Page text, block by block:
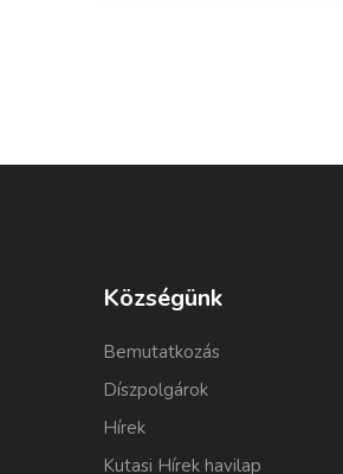
Községünk
Bemutatkozás
Díszpolgárok
Hírek
Kutasi Hírek havilap